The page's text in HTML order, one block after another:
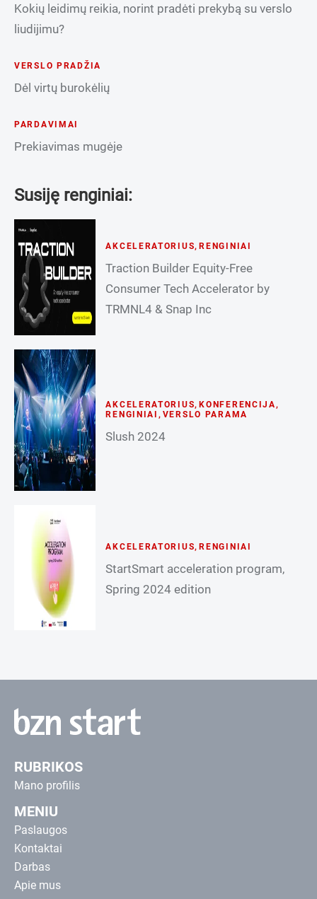
Kokių leidimų reikia, norint pradėti prekybą su verslo
liudijimu?
VERSLO PRADŽIA
Dėl virtų burokėlių
PARDAVIMAI
Prekiavimas mugėje
Susiję renginiai:
AKCELERATORIUS, RENGINIAI
Traction Builder Equity-Free
Consumer Tech Accelerator by
TRMNL4 & Snap Inc
AKCELERATORIUS, KONFERENCIJA,
RENGINIAI , VERSLO PARAMA
Slush 2024
AKCELERATORIUS, RENGINIAI
StartSmart acceleration program,
Spring 2024 edition
RUBRIKOS
Mano profilis
MENIU
Paslaugos
Kontaktai
Darbas
Apie mus